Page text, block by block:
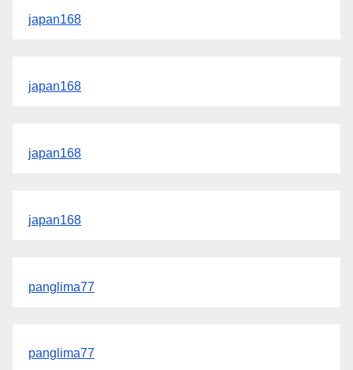
japan168
japan168
japan168
japan168
panglima77
panglima77